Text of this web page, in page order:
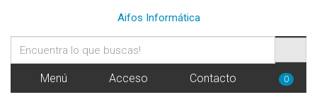
Aifos Informática
Menú Acceso Contacto 0